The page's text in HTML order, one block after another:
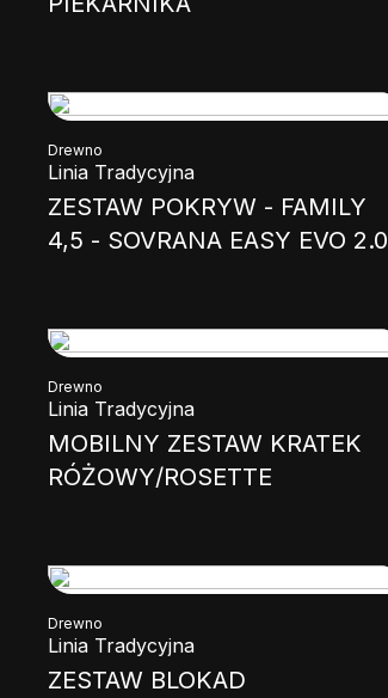
Drewno
Linia Tradycyjna
ZESTAW POKRYW - FAMILY
4,5 - SOVRANA EASY EVO 2.0
Drewno
Linia Tradycyjna
MOBILNY ZESTAW KRATEK
RÓŻOWY/ROSETTE
Drewno
Linia Tradycyjna
ZESTAW BLOKAD